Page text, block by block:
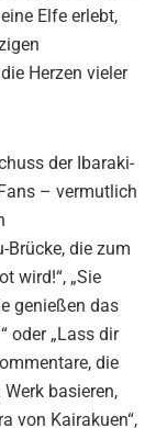
Elfe erlebt,
Herzen vieler
der Ibaraki-
– vermutlich
Brücke, die zum
wird!“, „Sie
genießen das
oder „Lass dir
die
basieren,
von Kairakuen“,